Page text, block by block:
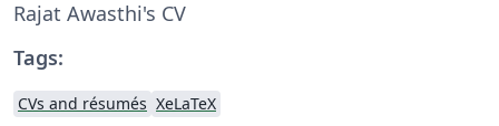
Rajat Awasthi's CV
Tags:
CVs and résumés XeLaTeX